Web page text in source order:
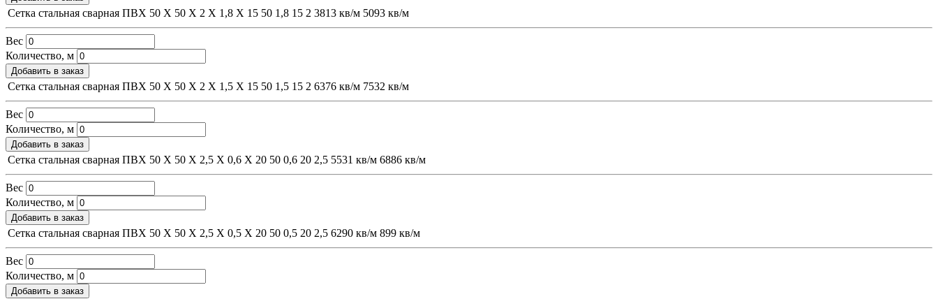
Сетка стальная сварная ПВХ 50 Х 50 Х 2 Х 1,8 Х 15 50 1,8 15 2 3813 кв/м 5093 кв/м
Вес
Количество, м
Добавить в заказ
Сетка стальная сварная ПВХ 50 Х 50 Х 2 Х 1,5 Х 15 50 1,5 15 2 6376 кв/м 7532 кв/м
Вес
Количество, м
Добавить в заказ
Сетка стальная сварная ПВХ 50 Х 50 Х 2,5 Х 0,6 Х 20 50 0,6 20 2,5 5531 кв/м 6886 кв/м
Вес
Количество, м
Добавить в заказ
Сетка стальная сварная ПВХ 50 Х 50 Х 2,5 Х 0,5 Х 20 50 0,5 20 2,5 6290 кв/м 899 кв/м
Вес
Количество, м
Добавить в заказ